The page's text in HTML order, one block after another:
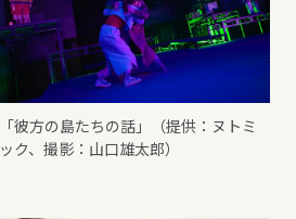
「彼方の島たちの話」（提供：ヌトミ
ック、撮影：山口雄太郎）